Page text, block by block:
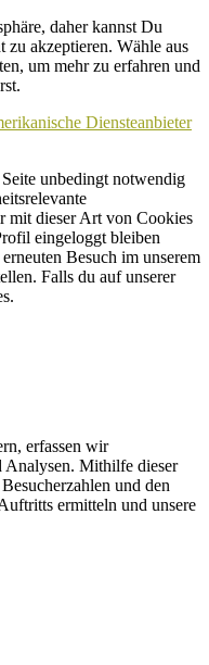
daher kannst Du
zu akzeptieren. Wähle aus
um mehr zu erfahren und
Diensteanbieter
unbedingt notwendig
mit dieser Art von Cookies
eingeloggt bleiben
Besuch im unserem
Falls du auf unserer
erfassen wir
Analysen. Mithilfe dieser
und den
ermitteln und unsere